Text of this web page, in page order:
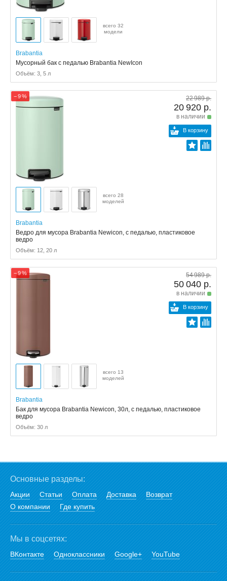
всего 32
модели
Brabantia
Мусорный бак с педалью Brabantia NewIcon
Объём: 3, 5 л
− 9 % 22 989 р.
20 920 р.
в наличии
В корзину
всего 28
моделей
Brabantia
Ведро для мусора Brabantia Newicon, с педалью, пластиковое
ведро
Объём: 12, 20 л
− 9 % 54 989 р.
50 040 р.
в наличии
В корзину
всего 13
моделей
Brabantia
Бак для мусора Brabantia Newicon, 30л, с педалью, пластиковое
ведро
Объём: 30 л
Основные разделы:
Акции Статьи Оплата Доставка
Возврат
О компании
Где купить
Мы в соцсетях:
ВКонтакте Одноклассники Google+ YouTube